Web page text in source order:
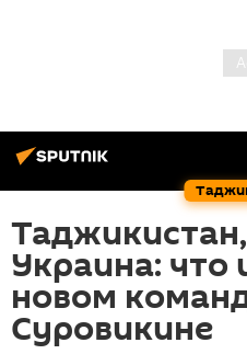
Украина: что
новом
Суровикине